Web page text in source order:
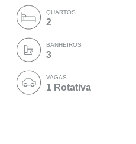
QUARTOS
2
BANHEIROS
3
VAGAS
1 Rotativa